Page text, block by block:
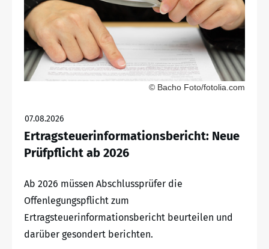
© Bacho Foto/fotolia.com
07.08.2026
Ertragsteuerinformationsbericht: Neue
Prüfpflicht ab 2026
Ab 2026 müssen Abschlussprüfer die
Offenlegungspflicht zum
Ertragsteuerinformationsbericht beurteilen und
darüber gesondert berichten.